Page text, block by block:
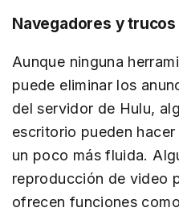
Navegadores y
Aunque ninguna
puede eliminar los
del servidor de Hulu,
escritorio pueden
un poco más fluida.
reproducción de video
ofrecen funciones